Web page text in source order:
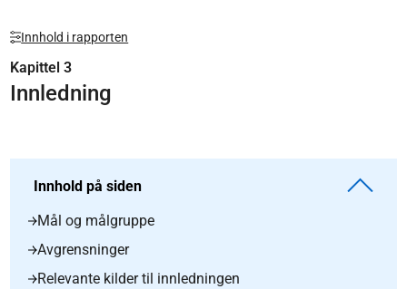
Innhold i rapporten
Kapittel 3
Innledning
Innhold på siden
Mål og målgruppe
Avgrensninger
Relevante kilder til innledningen